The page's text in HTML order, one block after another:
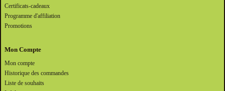
Certificats-cadeaux
Programme d'affiliation
Promotions
Mon Compte
Mon compte
Historique des commandes
Liste de souhaits